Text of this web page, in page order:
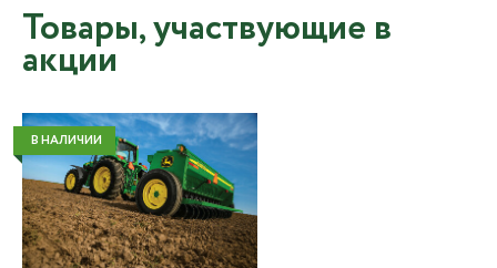
Товары, участвующие в
акции
В НАЛИЧИИ